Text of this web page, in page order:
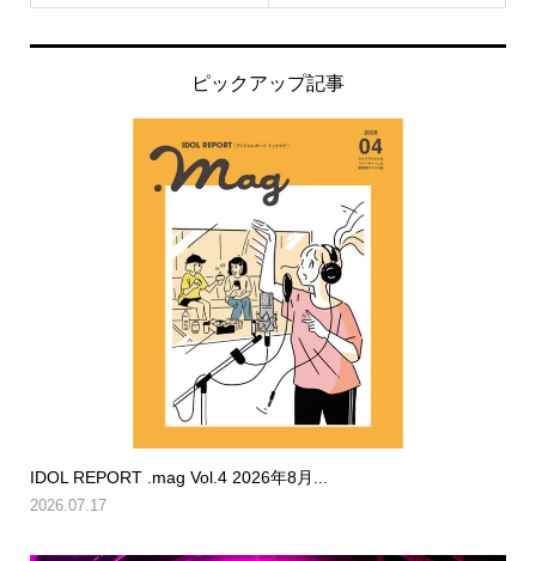
ピックアップ記事
IDOL REPORT .mag Vol.4 2026年8月...
2026.07.17